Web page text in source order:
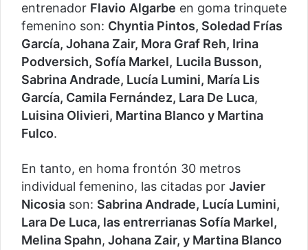
entrenador Flavio Algarbe en goma trinquete
femenino son: Chyntia Pintos, Soledad Frías
García, Johana Zair, Mora Graf Reh, Irina
Podversich, Sofía Markel, Lucila Busson,
Sabrina Andrade, Lucía Lumini, María Lis
García, Camila Fernández, Lara De Luca,
Luisina Olivieri, Martina Blanco y Martina
Fulco.
En tanto, en homa frontón 30 metros
individual femenino, las citadas por Javier
Nicosia son: Sabrina Andrade, Lucía Lumini,
Lara De Luca, las entrerrianas Sofía Markel,
Melina Spahn, Johana Zair, y Martina Blanco